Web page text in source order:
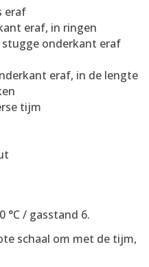
eraf
eraf, in ringen
stugge onderkant eraf
eraf, in de lengte
tijm
°C / gasstand 6.
schaal om met de tijm,